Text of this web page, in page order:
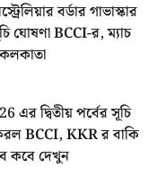
বর্ডার গাভাস্কার
ঘোষণা BCCI-র, ম্যাচ
এর দ্বিতীয় পর্বের সূচি
BCCI, KKR র বাকি
কবে দেখুন